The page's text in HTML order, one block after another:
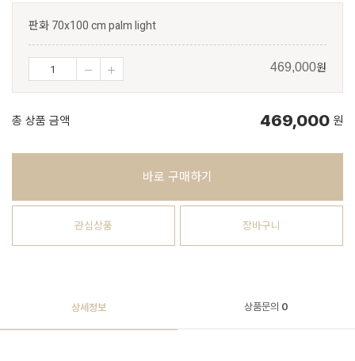
판화 70x100 cm palm light
469,000원
총 상품 금액 469,000 원
바로 구매하기
관심상품 장바구니
상세정보 상품문의 0